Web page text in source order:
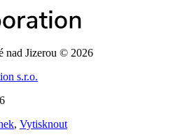
nad Jizerou © 2026
s.r.o.
, Vytisknout